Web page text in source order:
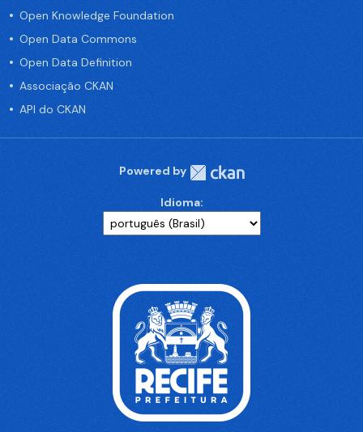
Open Knowledge Foundation
Open Data Commons
Open Data Definition
Associação CKAN
API do CKAN
Powered by
Idioma